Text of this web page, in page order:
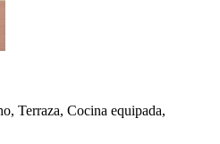
Terraza, Cocina equipada,